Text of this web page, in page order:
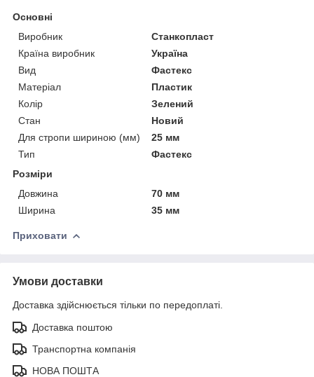
Основні
Виробник
Станкопласт
Країна виробник
Україна
Вид
Фастекс
Матеріал
Пластик
Колір
Зелений
Стан
Новий
Для стропи шириною (мм)
25 мм
Тип
Фастекс
Розміри
Довжина
70 мм
Ширина
35 мм
Приховати
Умови доставки
Доставка здійснюється тільки по передоплаті.
Доставка поштою
Транспортна компанія
НОВА ПОШТА